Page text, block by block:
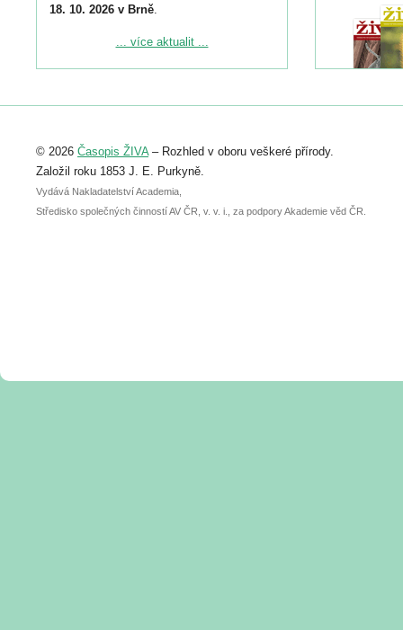
18. 10. 2026 v Brně.
Podrobnější informace ke konferenci
Registrovat se můžete do 6. září.
abstraktu přihlášené přednášky nebo
posteru je už 30. června.
... více aktualit ...
© 2026 Časopis ŽIVA– Rozhled v oboru veškeré přírody.
Založil roku 1853 J. E. Purkyně.
Vydává Nakladatelství Academia,
Středisko společných činností AV ČR, v. v. i., za podpory Akademie věd ČR.